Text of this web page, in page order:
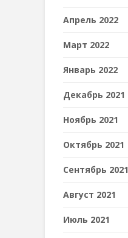
Апрель 2022
Март 2022
Январь 2022
Декабрь 2021
Ноябрь 2021
Октябрь 2021
Сентябрь 2021
Август 2021
Июль 2021